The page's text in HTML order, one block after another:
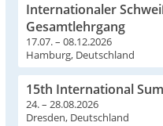
Internationaler
Gesamtlehrgang
17.07. – 08.12.2026
Hamburg, Deutschland
15th International
24. – 28.08.2026
Dresden, Deutschland